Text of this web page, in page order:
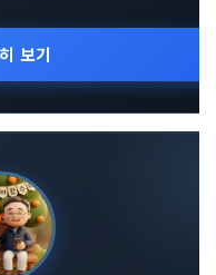
융 브리핑 채널입니다.
보기